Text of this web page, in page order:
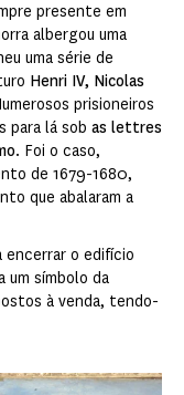
presente em
albergou uma
uma série de
Henri IV, Nicolas
prisioneiros
para lá sob as lettres
. Foi o caso,
de 1679-1680,
que abalaram a
encerrar o edifício
um símbolo da
à venda, tendo-